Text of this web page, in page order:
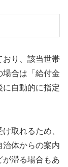
おり、該当世帯
場合は「給付金
に自動的に指定
取れるため、
治体からの案内
が滞る場合もあ